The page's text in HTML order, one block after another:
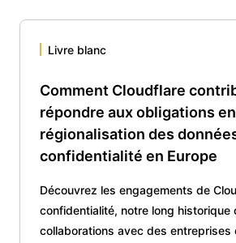
Livre blanc
Comment Cloudflare
répondre aux obligations
régionalisation des
confidentialité en Europe
Découvrez les engagements de
confidentialité, notre long historique
collaborations avec des entreprises